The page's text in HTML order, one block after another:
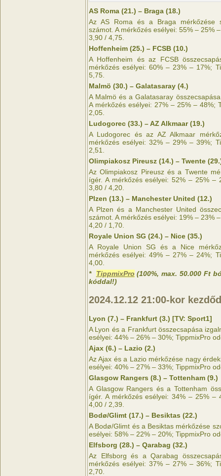
AS Roma (21.) – Braga (18.)
Az AS Roma és a Braga mérkőzése
számot. A mérkőzés esélyei: 55% – 25%
3,90 / 4,75.
Hoffenheim (25.) – FCSB (10.)
A Hoffenheim és az FCSB
mérkőzés esélyei: 60% – 23% – 17%;
5,75.
Malmö (30.) – Galatasaray (4.)
A Malmö és a Galatasaray
A mérkőzés esélyei: 27% – 25% – 48%;
2,05.
Ludogorec (33.) – AZ Alkmaar (19.)
A Ludogorec és az AZ Alkmaar
mérkőzés esélyei: 32% – 29% – 39%;
2,51.
Olimpiakosz Pireusz (14.) – Twente
Az Olimpiakosz Pireusz és a Twente
ígér. A mérkőzés esélyei: 52% – 25% –
3,80 / 4,20.
Plzen (13.) – Manchester United (12.)
A Plzen és a Manchester United
számot. A mérkőzés esélyei: 19% – 23%
4,20 / 1,70.
Royale Union SG (24.) – Nice (35.)
A Royale Union SG és a Nice
mérkőzés esélyei: 49% – 27% – 24%;
4,00.
* TippmixPro (100%, max. 50.000 Ft
kóddal!)
2024.12.12 21:00-kor
Lyon (7.) – Frankfurt (3.) [TV: Sport1]
A Lyon és a Frankfurt összecsapása
esélyei: 44% – 26% – 30%; TippmixPro
Ajax (6.) – Lazio (2.)
Az Ajax és a Lazio mérkőzése nagy
esélyei: 40% – 27% – 33%; TippmixPro
Glasgow Rangers (8.) – Tottenham (9.)
A Glasgow Rangers és a Tottenham
ígér. A mérkőzés esélyei: 34% – 25% –
4,00 / 2,39.
Bodø/Glimt (17.) – Besiktas (22.)
A Bodø/Glimt és a Besiktas mérkőzése
esélyei: 58% – 22% – 20%; TippmixPro
Elfsborg (28.) – Qarabag (32.)
Az Elfsborg és a Qarabag
mérkőzés esélyei: 37% – 27% – 36%;
2,70.